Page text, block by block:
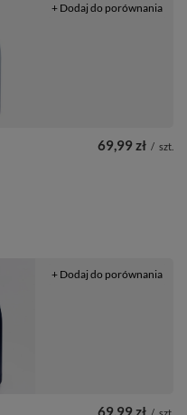
69,99 zł / szt.
+ Dodaj do porównania
69,99 zł
+ Dodaj do porównania